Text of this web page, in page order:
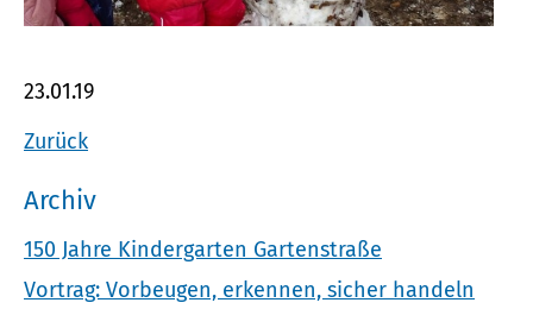
23.01.19
Zurück
Archiv
150 Jahre Kindergarten Gartenstraße
Vortrag: Vorbeugen, erkennen, sicher handeln